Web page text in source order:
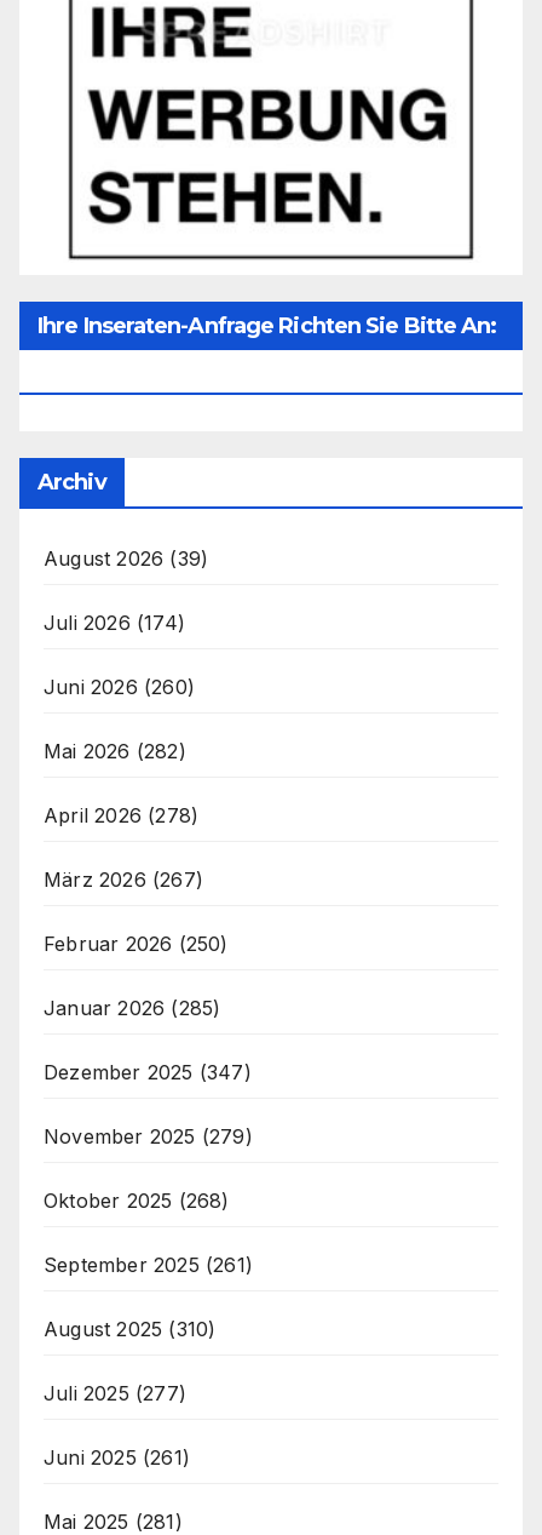
Ihre Inseraten-Anfrage Richten Sie Bitte An:
Archiv
August 2026 (39)
Juli 2026 (174)
Juni 2026 (260)
Mai 2026 (282)
April 2026 (278)
März 2026 (267)
Februar 2026 (250)
Januar 2026 (285)
Dezember 2025 (347)
November 2025 (279)
Oktober 2025 (268)
September 2025 (261)
August 2025 (310)
Juli 2025 (277)
Juni 2025 (261)
Mai 2025 (281)